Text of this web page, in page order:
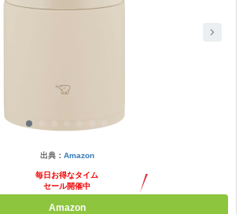
出典： Amazon
毎日お得なタイム
セール開催中
Amazon